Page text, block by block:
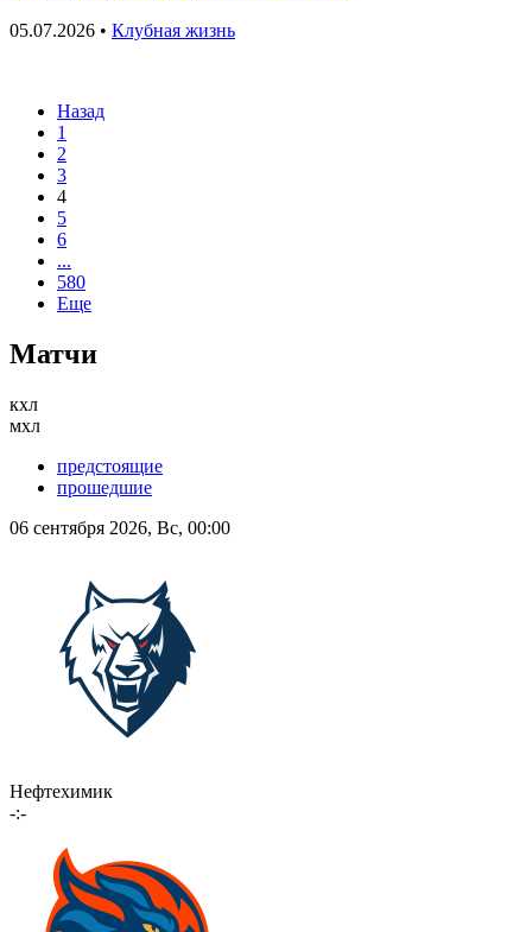
05.07.2026 • Клубная жизнь
Назад
1
2
3
4
5
6
...
580
Еще
Матчи
кхл
мхл
предстоящие
прошедшие
06 сентября 2026, Вс, 00:00
Нефтехимик
-:-